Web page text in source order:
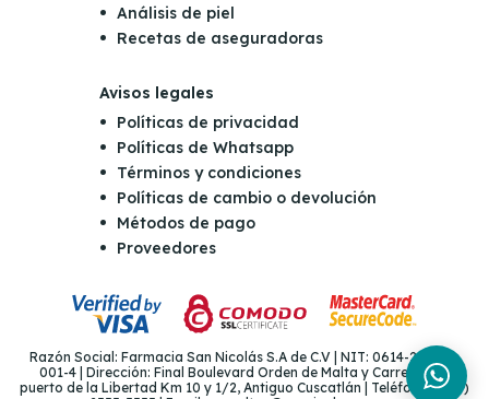
Análisis de piel
Recetas de aseguradoras
Avisos legales
Políticas de privacidad
Políticas de Whatsapp
Términos y condiciones
Políticas de cambio o devolución
Métodos de pago
Proveedores
Razón Social: Farmacia San Nicolás S.A de C.V | NIT: 0614-221265-
001-4 | Dirección: Final Boulevard Orden de Malta y Carretera al
puerto de la Libertad Km 10 y 1/2, Antiguo Cuscatlán | Teléfono: (503)